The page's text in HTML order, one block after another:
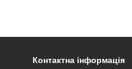
Контактна інформація